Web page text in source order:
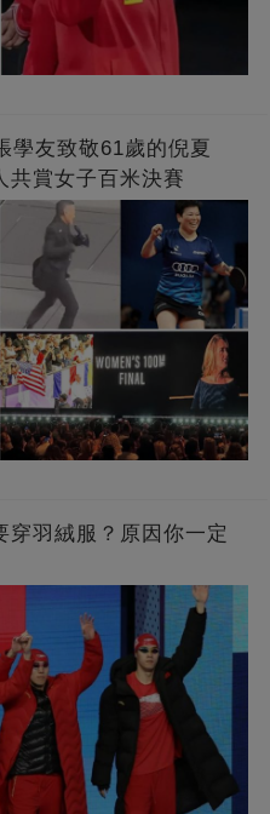
學友致敬61歲的倪夏
共賞女子百米決賽
穿羽絨服？原因你一定